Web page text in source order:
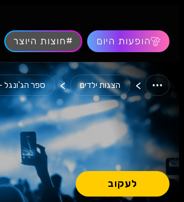
הופעות היום #חוצות היוצר
> הצגות ילדים > ספר
לעקוב